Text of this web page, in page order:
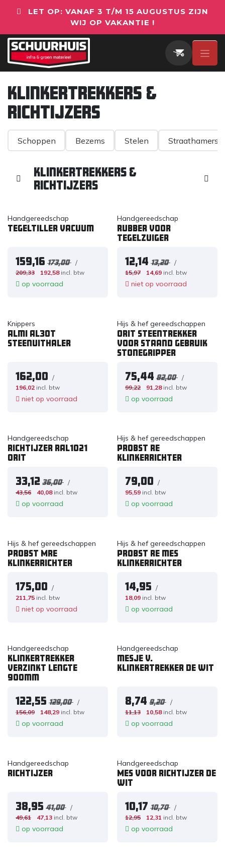
LET OP: VANAF 3 T/M 15 AUGUSTUS ZIJN
WIJ OP VAKANTIE !
Klinkertrekkers &
Richtijzers
Schoppen Bezems Stelen Straathamers
Klinkertrekkers &
Richtijzers
Handgereedschap
Tegeltiller vacuum
159,16 173,00 /
209,33 192,58 incl. btw
op voorraad
Handgereedschap
Rubber voor
tegelzuiger
12,14 13,20 /
15,97 14,69 incl. btw
niet op voorraad
Knippers
Almi AL30T
steenuithaler
162,00 /
196,02 incl. btw
niet op voorraad
Hijs & hef gereedschappen
Orit Steentrekker
voor staand gebruik
Stonegripper
75,44 82,00 /
99,22 91,28 incl. btw
op voorraad
Handgereedschap
Richtijzer RAL1021
ORIT
33,12 36,00 /
43,56 40,08 incl. btw
op voorraad
Hijs & hef gereedschappen
PROBST RE
klinkerrichter
79,00 /
95,59 incl. btw
op voorraad
Hijs & hef gereedschappen
PROBST MRE
klinkerrichter
175,00 /
211,75 incl. btw
niet op voorraad
Hijs & hef gereedschappen
PROBST RE mes
klinkerrichter
14,95 /
18,09 incl. btw
op voorraad
Handgereedschap
Klinkertrekker
verzinkt lengte
900mm
122,55 129,00 /
156,09 148,29 incl. btw
op voorraad
Handgereedschap
mesje v.
klinkertrekker de wit
8,74 9,20 /
11,13 10,58 incl. btw
op voorraad
Handgereedschap
Richtijzer
38,95 41,00 /
49,61 47,13 incl. btw
op voorraad
Handgereedschap
Mes voor richtijzer de
wit
10,17 10,70 /
12,95 12,31 incl. btw
op voorraad